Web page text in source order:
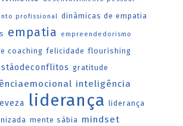
profissional dinâmicas de empatia
empatia empreendedorismo
coaching felicidade flourishing
gratitude
inteligência
liderança liderança
mente sábia mindset